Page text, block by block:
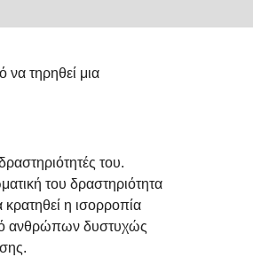
να τηρηθεί μια
του.
του δραστηριότητα
η ισορροπία
ανθρώπων δυστυχώς